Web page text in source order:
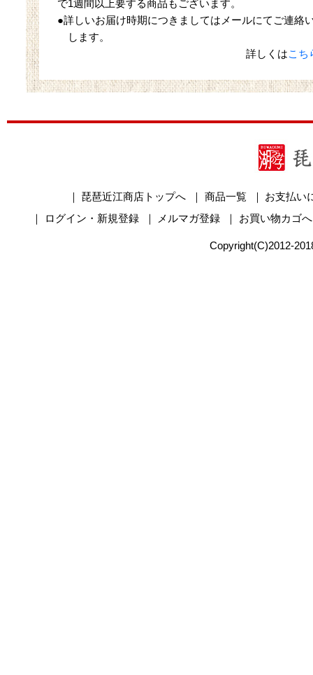
で1週間以上要する商品もございます。
●詳しいお届け時期につきましてはメールにてご連絡
します。
詳しくはこち
｜ 琵琶近江商店トップへ ｜ 商品一覧 ｜
お支払い
｜
ログイン・新規登録 ｜ メルマガ登録 ｜ お買い物カゴへ
Copyright(C)2012-